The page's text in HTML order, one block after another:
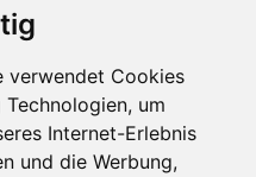
verwendet Cookies
um
Internet-Erlebnis
und die Werbung,